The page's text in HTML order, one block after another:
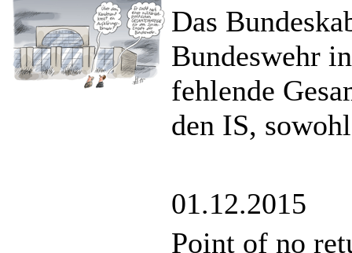
Das
Bundeswehr
fehlende
den IS,
01.12.2015
Point of no